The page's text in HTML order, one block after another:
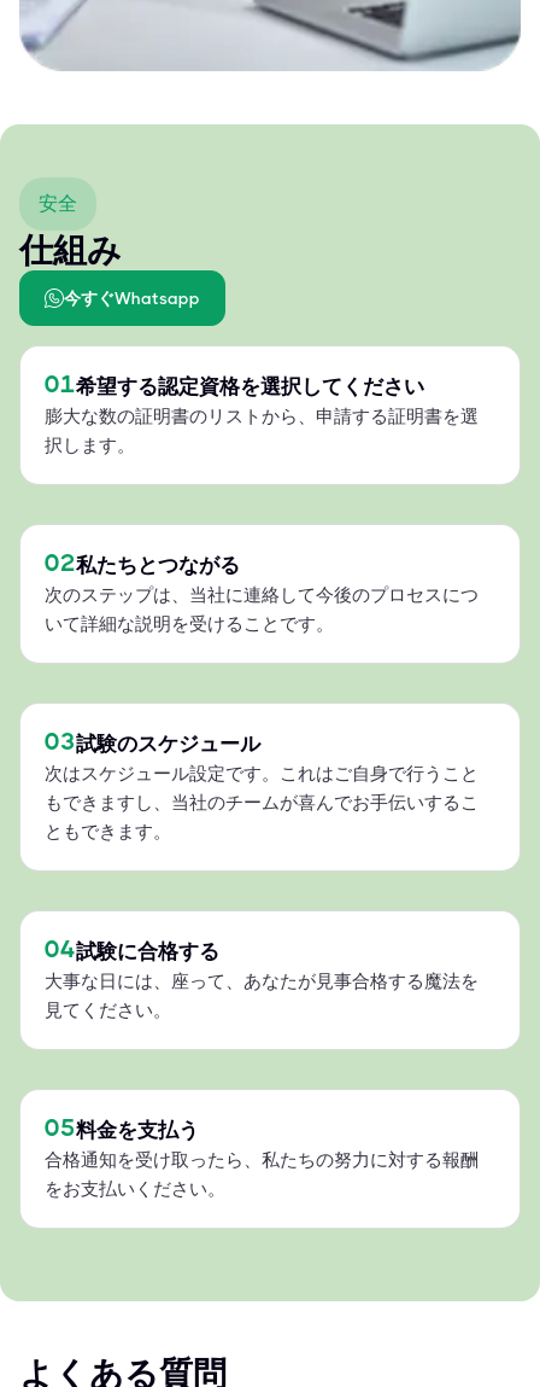
安全
仕組み
今すぐWhatsapp
01希望する認定資格を選択してください
膨大な数の証明書のリストから、申請する証明書を選
択します。
02私たちとつながる
次のステップは、当社に連絡して今後のプロセスにつ
いて詳細な説明を受けることです。
03試験のスケジュール
次はスケジュール設定です。これはご自身で行うこと
もできますし、当社のチームが喜んでお手伝いするこ
ともできます。
04試験に合格する
大事な日には、座って、あなたが見事合格する魔法を
見てください。
05料金を支払う
合格通知を受け取ったら、私たちの努力に対する報酬
をお支払いください。
よくある質問